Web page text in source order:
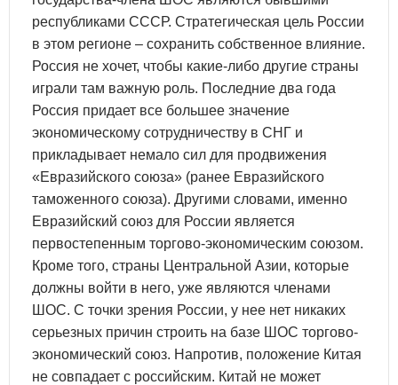
республиками СССР. Стратегическая цель России
в этом регионе – сохранить собственное влияние.
Россия не хочет, чтобы какие-либо другие страны
играли там важную роль. Последние два года
Россия придает все большее значение
экономическому сотрудничеству в СНГ и
прикладывает немало сил для продвижения
«Евразийского союза» (ранее Евразийского
таможенного союза). Другими словами, именно
Евразийский союз для России является
первостепенным торгово-экономическим союзом.
Кроме того, страны Центральной Азии, которые
должны войти в него, уже являются членами
ШОС. С точки зрения России, у нее нет никаких
серьезных причин строить на базе ШОС торгово-
экономический союз. Напротив, положение Китая
не совпадает с российским. Китай не может